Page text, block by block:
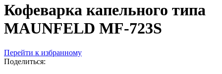
Кофеварка капельного типа
MAUNFELD MF-723S
Перейти к избранному
Поделиться: